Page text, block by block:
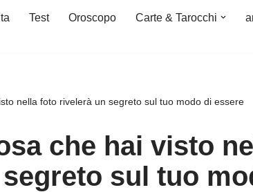
Test Oroscopo Carte & Tarocchi
nella foto rivelerà un segreto sul tuo modo di essere
che hai visto
sul tuo